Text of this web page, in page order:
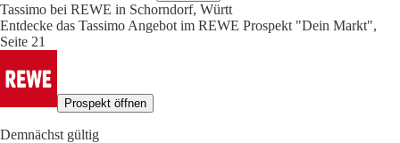
Tassimo bei REWE in Schorndorf, Württ
Entdecke das Tassimo Angebot im REWE Prospekt "Dein Markt",
Seite 21
Prospekt öffnen
Demnächst gültig